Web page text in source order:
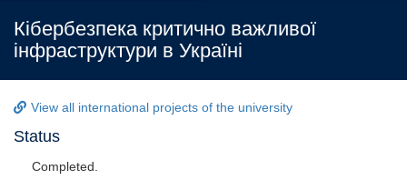
Кібербезпека критично важливої
інфраструктури в Україні
View all international projects of the university
Status
Completed.